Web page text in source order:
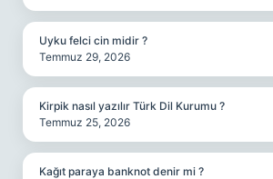
Uyku felci cin midir ?
Temmuz 29, 2026
Kirpik nasıl yazılır Türk Dil Kurumu ?
Temmuz 25, 2026
Kağıt paraya banknot denir mi ?